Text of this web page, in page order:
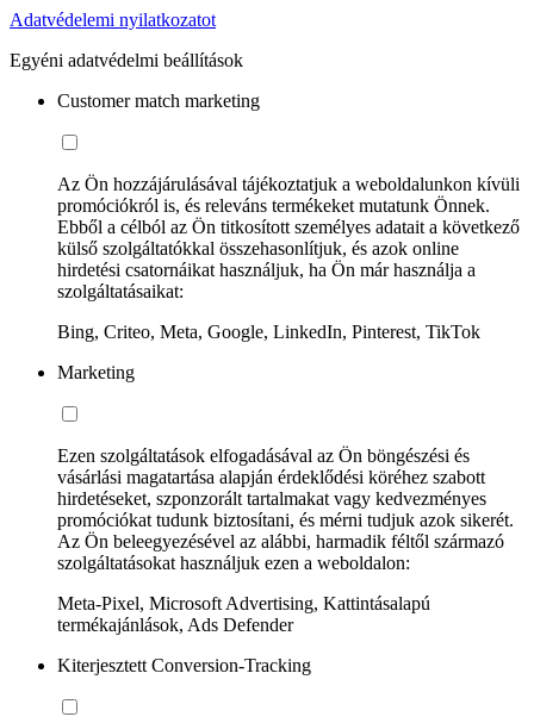
Adatvédelemi nyilatkozatot
Egyéni adatvédelmi beállítások
Customer match marketing
Az Ön hozzájárulásával tájékoztatjuk a weboldalunkon kívüli
promóciókról is, és releváns termékeket mutatunk Önnek.
Ebből a célból az Ön titkosított személyes adatait a következő
külső szolgáltatókkal összehasonlítjuk, és azok online
hirdetési csatornáikat használjuk, ha Ön már használja a
szolgáltatásaikat:
Bing, Criteo, Meta, Google, LinkedIn, Pinterest, TikTok
Marketing
Ezen szolgáltatások elfogadásával az Ön böngészési és
vásárlási magatartása alapján érdeklődési köréhez szabott
hirdetéseket, szponzorált tartalmakat vagy kedvezményes
promóciókat tudunk biztosítani, és mérni tudjuk azok sikerét.
Az Ön beleegyezésével az alábbi, harmadik féltől származó
szolgáltatásokat használjuk ezen a weboldalon:
Meta-Pixel, Microsoft Advertising, Kattintásalapú
termékajánlások, Ads Defender
Kiterjesztett Conversion-Tracking